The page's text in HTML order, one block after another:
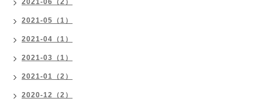
2021-06（2）
2021-05（1）
2021-04（1）
2021-03（1）
2021-01（2）
2020-12（2）